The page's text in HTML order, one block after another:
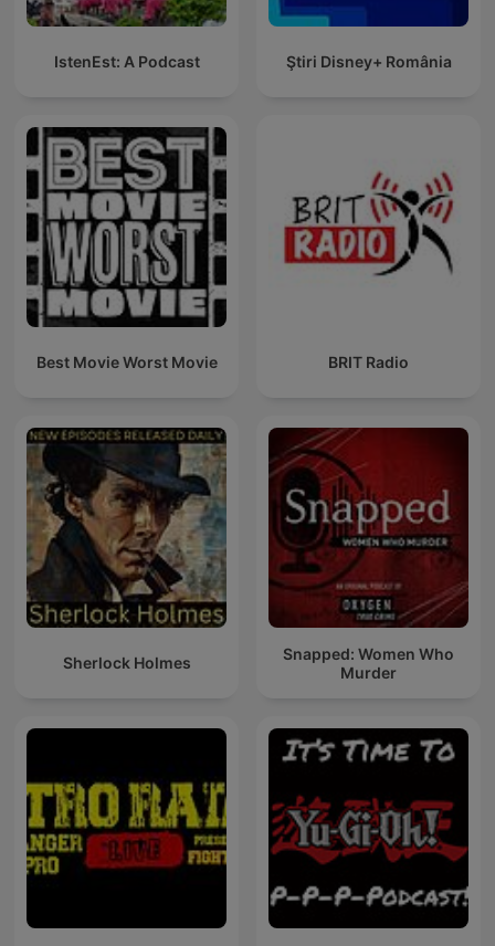
IstenEst: A Podcast Ştiri Disney+ România
Best Movie Worst Movie BRIT Radio
Sherlock Holmes
Snapped: Women Who
Murder